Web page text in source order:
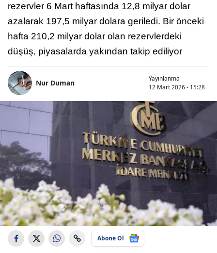
rezervler 6 Mart haftasında 12,8 milyar dolar
azalarak 197,5 milyar dolara geriledi. Bir önceki
hafta 210,2 milyar dolar olan rezervlerdeki
düşüş, piyasalarda yakından takip ediliyor
Nur Duman
Yayınlanma
12 Mart 2026 - 15:28
Abone Ol